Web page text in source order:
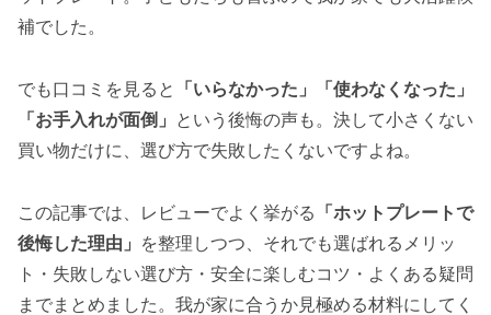
補でした。
でも口コミを見ると
「いらなかった」「使わなくなった」
「お手入れが面倒」
という後悔の声も。決して小さくない
買い物だけに、選び方で失敗したくないですよね。
この記事では、レビューでよく挙がる
「ホットプレートで
後悔した理由」
を整理しつつ、それでも選ばれるメリッ
ト・失敗しない選び方・安全に楽しむコツ・よくある疑問
までまとめました。我が家に合うか見極める材料にしてく